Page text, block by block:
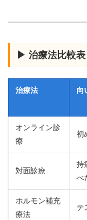
▶ 治療法比較表
治療法 向
オンライン診
療
初
対面診療
持
べ
ホルモン補充
療法
テ